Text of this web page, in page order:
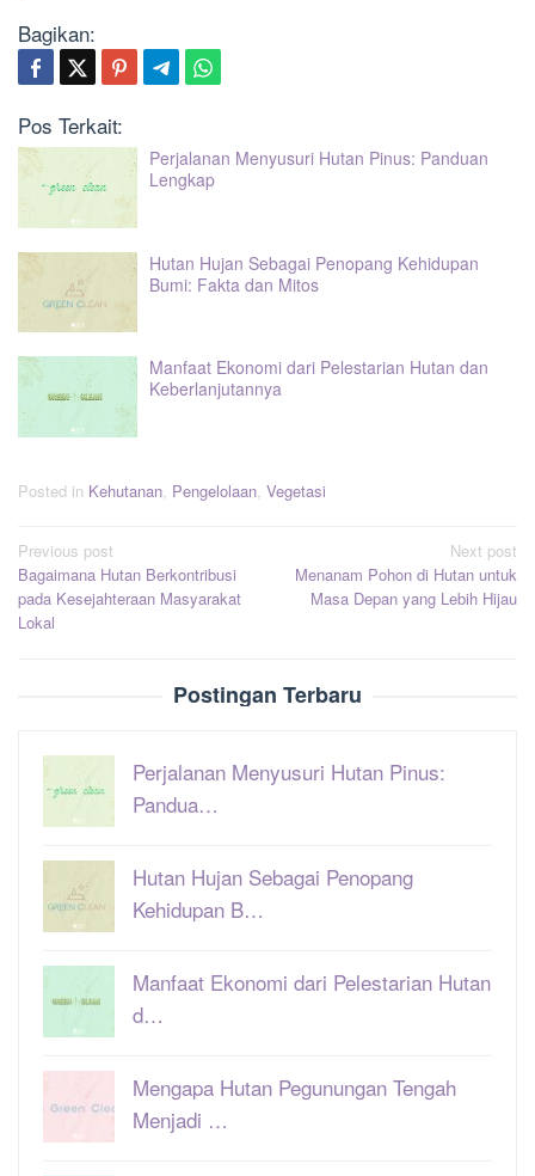
Bagikan:
Pos Terkait:
Perjalanan Menyusuri Hutan Pinus: Panduan
Lengkap
Hutan Hujan Sebagai Penopang Kehidupan
Bumi: Fakta dan Mitos
Manfaat Ekonomi dari Pelestarian Hutan dan
Keberlanjutannya
Posted in Kehutanan Pengelolaan Vegetasi
Post
navigation
Previous post
Bagaimana Hutan Berkontribusi
pada Kesejahteraan Masyarakat
Lokal
Next post
Menanam Pohon di Hutan untuk
Masa Depan yang Lebih Hijau
Postingan Terbaru
Perjalanan Menyusuri Hutan Pinus:
Pandua…
Hutan Hujan Sebagai Penopang
Kehidupan B…
Manfaat Ekonomi dari Pelestarian Hutan
d…
Mengapa Hutan Pegunungan Tengah
Menjadi …